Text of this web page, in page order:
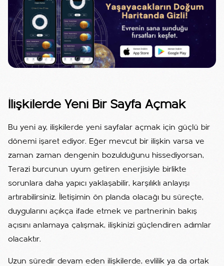
İlişkilerde Yeni Bir Sayfa Açmak
Bu yeni ay, ilişkilerde yeni sayfalar açmak için güçlü bir
dönemi işaret ediyor. Eğer mevcut bir ilişkin varsa ve
zaman zaman dengenin bozulduğunu hissediyorsan,
Terazi burcunun uyum getiren enerjisiyle birlikte
sorunlara daha yapıcı yaklaşabilir, karşılıklı anlayışı
artırabilirsiniz. İletişimin ön planda olacağı bu süreçte,
duygularını açıkça ifade etmek ve partnerinin bakış
açısını anlamaya çalışmak, ilişkinizi güçlendiren adımlar
olacaktır.
Uzun süredir devam eden ilişkilerde, evlilik ya da ortak